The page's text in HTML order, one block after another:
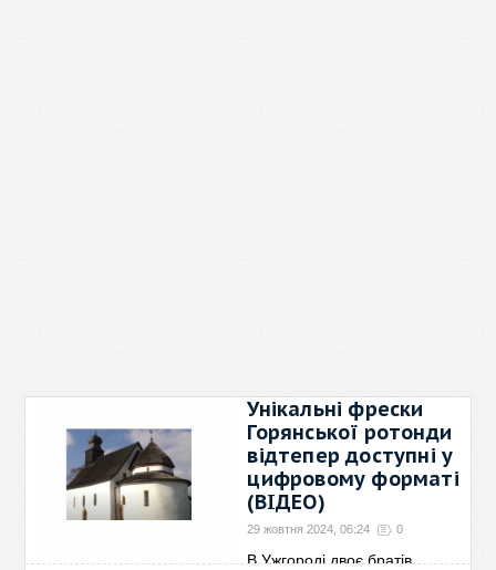
Унікальні фрески
Горянської ротонди
відтепер доступні у
цифровому форматі
(ВІДЕО)
29 жовтня 2024, 06:24 0
В Ужгороді двоє братів